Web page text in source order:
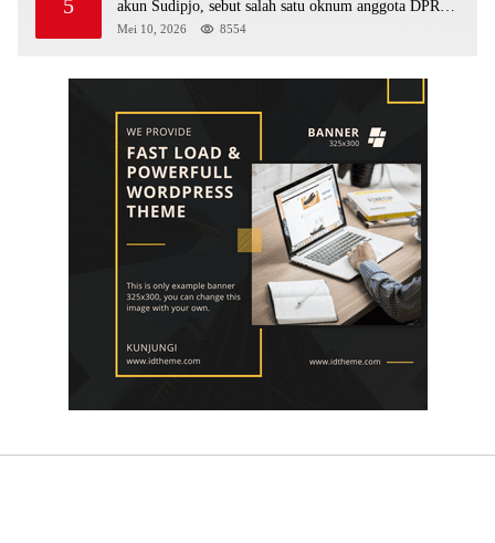
5
akun Sudipjo, sebut salah satu oknum anggota DPRD
mempawah terlibat sebagai cukong peti Kapolda yang
Mei 10, 2026 8554